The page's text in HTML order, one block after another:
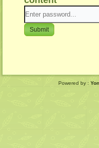
Submit
Powered by :